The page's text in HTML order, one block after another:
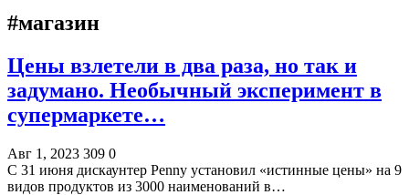
#магазин
Цены взлетели в два раза, но так и
задумано. Необычный эксперимент в
супермаркете…
Авг 1, 2023 309 0
С 31 июня дискаунтер Penny установил «истинные цены» на 9
видов продуктов из 3000 наименований в…